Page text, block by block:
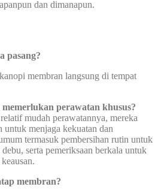
dan dimanapun.
pasang?
membran langsung di tempat
perawatan khusus?
mudah perawatannya, mereka
menjaga kekuatan dan
termasuk pembersihan rutin untuk
serta pemeriksaan berkala untuk
membran?